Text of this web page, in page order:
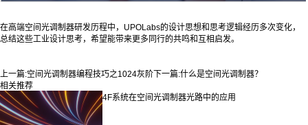
在高端空间光调制器研发历程中，UPOLabs的设计思想和思考逻辑经历多次变化，
总结这些工业设计思考，希望能带来更多同行的共鸣和互相启发。
上一篇:空间光调制器编程技巧之1024灰阶下一篇:什么是空间光调制器？
相关推荐
4F系统在空间光调制器光路中的应用